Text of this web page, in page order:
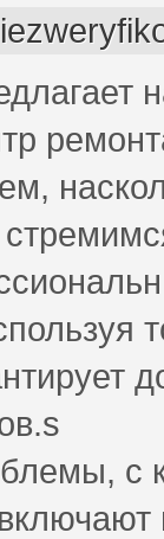
с